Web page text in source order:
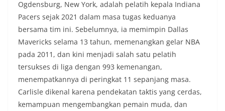
Ogdensburg, New York, adalah pelatih kepala Indiana
Pacers sejak 2021 dalam masa tugas keduanya
bersama tim ini. Sebelumnya, ia memimpin Dallas
Mavericks selama 13 tahun, memenangkan gelar NBA
pada 2011, dan kini menjadi salah satu pelatih
tersukses di liga dengan 993 kemenangan,
menempatkannya di peringkat 11 sepanjang masa.
Carlisle dikenal karena pendekatan taktis yang cerdas,
kemampuan mengembangkan pemain muda, dan